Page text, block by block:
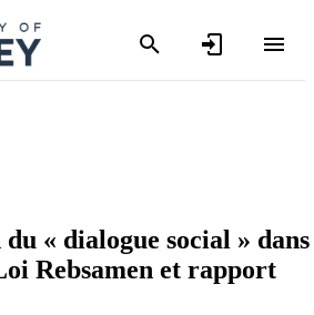
« dialogue social » dans
Rebsamen et rapport